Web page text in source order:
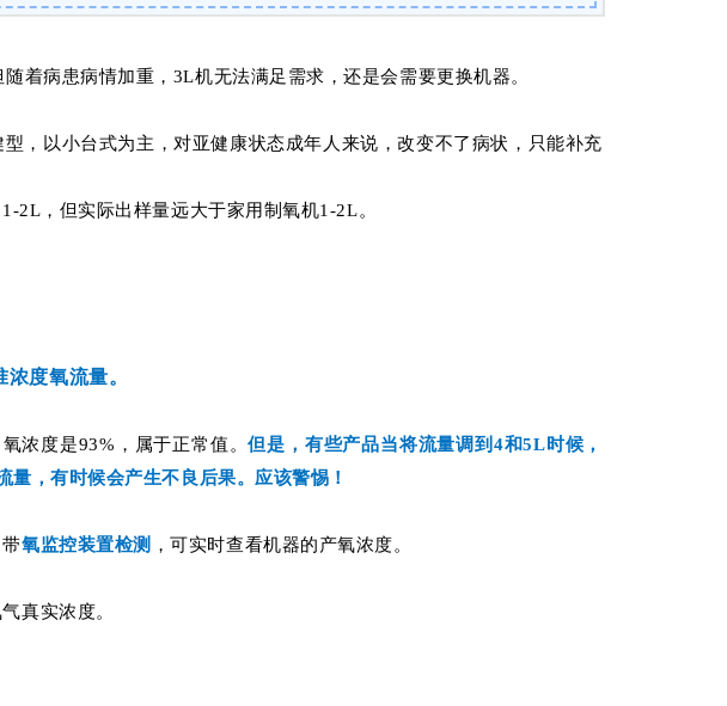
着病患病情加重，3L机无法满足需求，还是会需要更换机器。
，以小台式为主，对亚健康状态成年人来说，改变不了病状，只能补充
2L，但实际出样量远大于家用制氧机1-2L。
度氧流量。
浓度是93%，属于正常值。但是，有些产品当将流量调到4和5L时候，
，有时候会产生不良后果。应该警惕！
带氧监控装置检测 ，可实时查看机器的产氧浓度。
真实浓度。